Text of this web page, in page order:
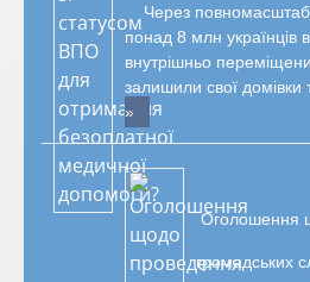
Через
понад 8 млн українців
внутрішньо
залишили свої домівки
»
Оголошення
громадських